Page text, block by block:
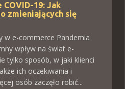
COVID-19: Jak
zmieniających się
w e-commerce Pandemia
wpływ na świat e-
tylko sposób, w jaki klienci
ich oczekiwania i
osób zaczęło robić...